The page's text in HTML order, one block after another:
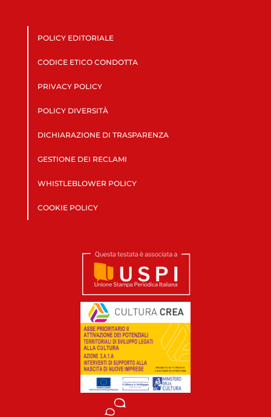
POLICY EDITORIALE
CODICE ETICO CONDOTTA
PRIVACY POLICY
POLICY DIVERSITÀ
DICHIARAZIONE DI TRASPARENZA
GESTIONE DEI RECLAMI
WHISTLEBLOWER POLICY
COOKIE POLICY